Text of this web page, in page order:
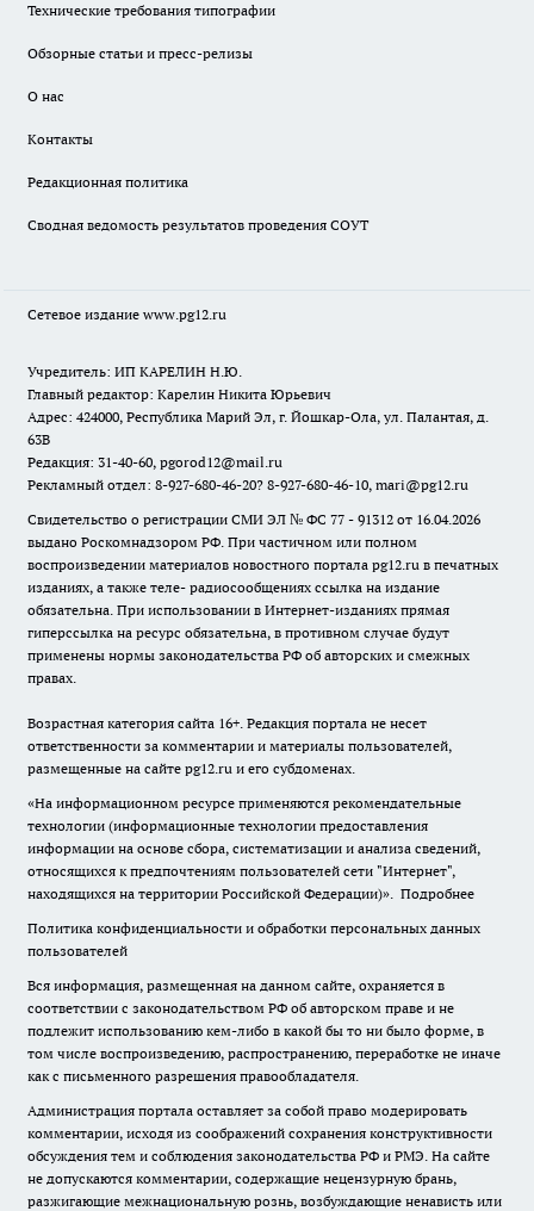
Технические требования типографии
Обзорные статьи и пресс-релизы
О нас
Контакты
Редакционная политика
Сводная ведомость результатов проведения СОУТ
Сетевое издание www.pg12.ru
Учредитель: ИП КАРЕЛИН Н.Ю.
Главный редактор: Карелин Никита Юрьевич
Адрес: 424000, Республика Марий Эл, г. Йошкар-Ола, ул. Палантая, д.
63В
Редакция: 31-40-60, pgorod12@mail.ru
Рекламный отдел: 8-927-680-46-20? 8-927-680-46-10, mari@pg12.ru
Свидетельство о регистрации СМИ ЭЛ № ФС 77 - 91312 от 16.04.2026
выдано Роскомнадзором РФ. При частичном или полном
воспроизведении материалов новостного портала pg12.ru в печатных
изданиях, а также теле- радиосообщениях ссылка на издание
обязательна. При использовании в Интернет-изданиях прямая
гиперссылка на ресурс обязательна, в противном случае будут
применены нормы законодательства РФ об авторских и смежных
правах.
Возрастная категория сайта 16+. Редакция портала не несет
ответственности за комментарии и материалы пользователей,
размещенные на сайте pg12.ru и его субдоменах.
«На информационном ресурсе применяются рекомендательные
технологии (информационные технологии предоставления
информации на основе сбора, систематизации и анализа сведений,
относящихся к предпочтениям пользователей сети "Интернет",
находящихся на территории Российской Федерации)». Подробнее
Политика конфиденциальности и обработки персональных данных
пользователей
Вся информация, размещенная на данном сайте, охраняется в
соответствии с законодательством РФ об авторском праве и не
подлежит использованию кем-либо в какой бы то ни было форме, в
том числе воспроизведению, распространению, переработке не иначе
как с письменного разрешения правообладателя.
Администрация портала оставляет за собой право модерировать
комментарии, исходя из соображений сохранения конструктивности
обсуждения тем и соблюдения законодательства РФ и РМЭ. На сайте
не допускаются комментарии, содержащие нецензурную брань,
разжигающие межнациональную рознь, возбуждающие ненависть или